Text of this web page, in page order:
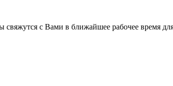
с Вами в ближайшее рабочее время